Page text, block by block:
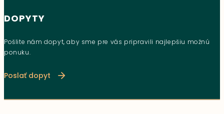
DOPYTY
Pošlite nám dopyt, aby sme pre vás pripravili najlepšiu možnú
ponuku.
Poslať dopyt